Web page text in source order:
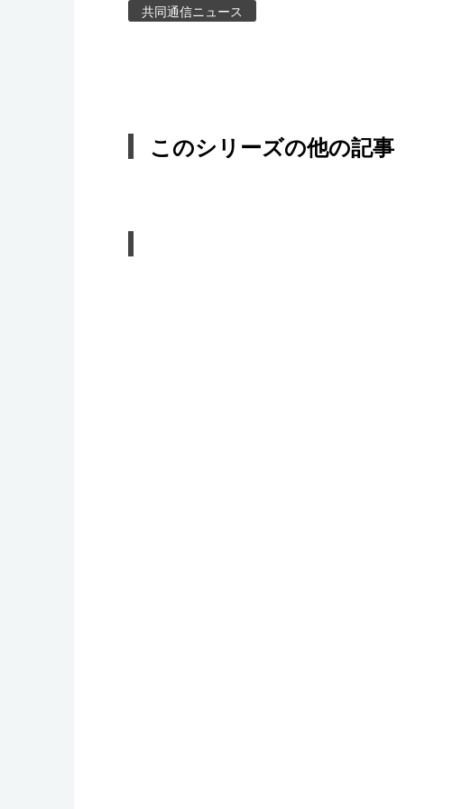
共同通信ニュース
このシリーズの他の記事